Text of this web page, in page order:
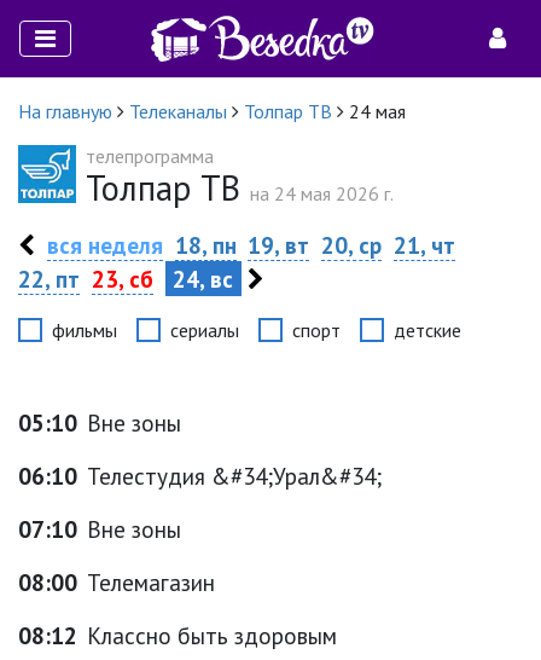
На главную Телеканалы Толпар ТВ
24 мая
телепрограмма
Толпар ТВ на 24 мая 2026 г.
вся неделя 18, пн 19, вт 20, ср 21, чт
22, пт 23, сб 24, вс
фильмы сериалы спорт детские
05:10 Вне зоны
06:10 Телестудия &#34;Урал&#34;
07:10 Вне зоны
08:00 Телемагазин
08:12 Классно быть здоровым